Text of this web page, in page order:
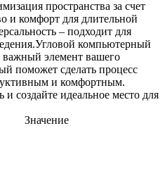
пространства за счет
и комфорт для длительной
– подходит для
компьютерный
важный элемент вашего
поможет сделать процесс
и комфортным.
создайте идеальное место для
Значение